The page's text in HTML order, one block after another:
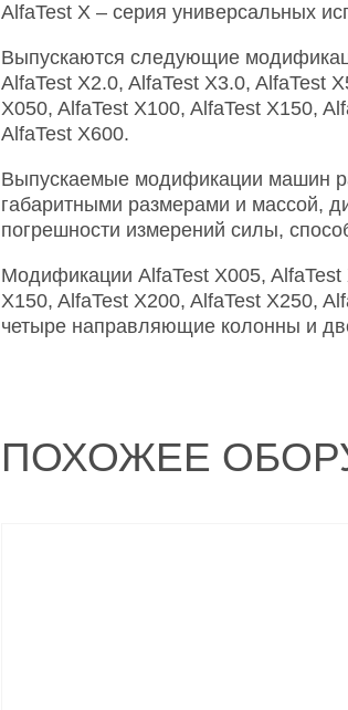
AlfaTest X – серия универсальных
Выпускаются следующие
AlfaTest X2.0, AlfaTest X3.0, AlfaTest
X050, AlfaTest X100, AlfaTest X150,
AlfaTest X600.
Выпускаемые модификации машин
габаритными размерами и массой,
погрешности измерений силы,
Модификации AlfaTest X005, AlfaTest
X150, AlfaTest X200, AlfaTest X250,
четыре направляющие колонны и
ПОХОЖЕЕ